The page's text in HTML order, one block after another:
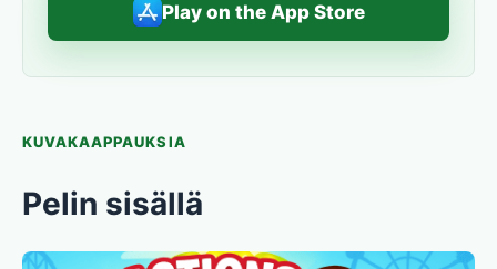
Play on the App Store
KUVAKAAPPAUKSIA
Pelin sisällä